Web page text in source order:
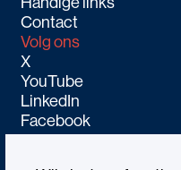
Contact
Volg ons
X
YouTube
LinkedIn
Facebook